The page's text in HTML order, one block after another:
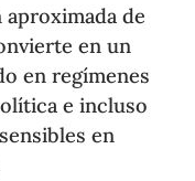
de
en un
en regímenes
e incluso
en